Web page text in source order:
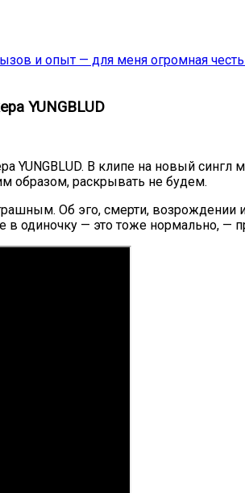
и опыт — для меня огромная честь
YUNGBLUD
В клипе на новый сингл
образом, раскрывать не будем.
Об эго, смерти, возрождении
в одиночку — это тоже нормально, —